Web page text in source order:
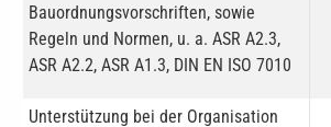
Bauordnungsvorschriften, sowie
Regeln und Normen, u. a. ASR A2.3,
ASR A2.2, ASR A1.3, DIN EN ISO 7010
Unterstützung bei der Organisation